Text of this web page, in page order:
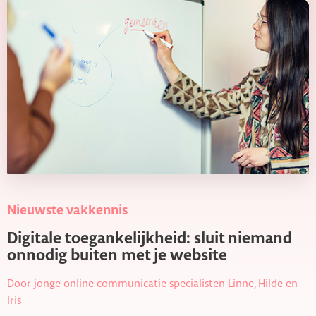
Nieuwste vakkennis
Digitale toegankelijkheid: sluit niemand
onnodig buiten met je website
Door jonge online communicatie specialisten Linne, Hilde en
Iris